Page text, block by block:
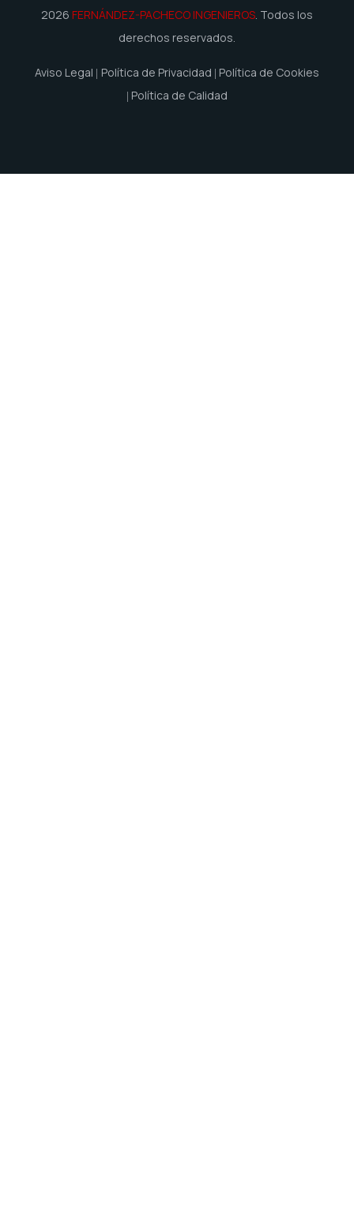
2026 FERNÁNDEZ-PACHECO INGENIEROS. Todos los
derechos reservados.
Aviso Legal Política de Privacidad Política de Cookies
Política de Calidad